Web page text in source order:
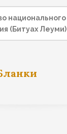
национального
(Битуах Леуми)